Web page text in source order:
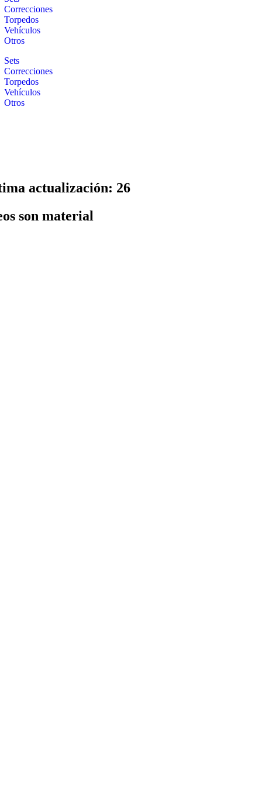
Correcciones
Torpedos
Vehículos
Otros
Sets
Correcciones
Torpedos
Vehículos
Otros
actualización: 26
son material